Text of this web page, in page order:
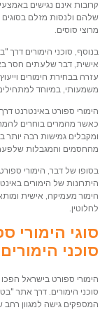
קרובות אינם נגישים
שלהם ולנסות מזלם בסוגים
מרוצי סוסים.
בנוסף, סוכני הימורים
אישית, דבר שלעתים חסר
עזרה בבחירת הימורים
משמעותי, במיוחד
הימורי ספורט באינטרנט
כאשר מהמרים בוחרים
ומקבלים גמישות רבה יותר
מהחסמים והמגבלות
בסופו של דבר, הימורי
היתרונות של הימורים
הימור מעמיקה, אישית
לחלוטין.
סוגי הימורי
סוכני הימורים
הימורי ספורט בישראל
סוכני הימורים. דרך אתר
המספקים גישה למגוון רחב